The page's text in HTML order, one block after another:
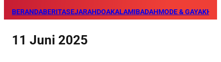
BERANDABERITASEJARAHDOAKALAMIBADAHMODE & GAYA
11 Juni 2025